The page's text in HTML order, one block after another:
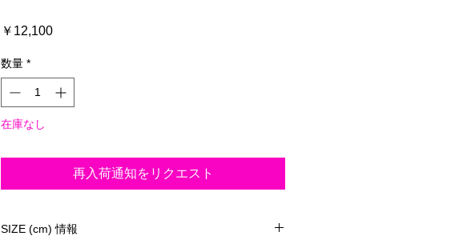
￥12,100価
数量 *
在庫なし
再入荷通知をリクエスト
SIZE (cm) 情報